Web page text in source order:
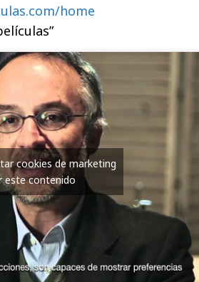
home
cookies de marketing
este contenido